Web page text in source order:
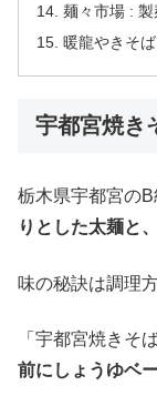
麺々市場 :
暖龍やきそ
宇都宮焼き
栃木県宇都宮の
りとした太麺と
味の秘訣は調理
「宇都宮焼きそ
前にしょうゆベ